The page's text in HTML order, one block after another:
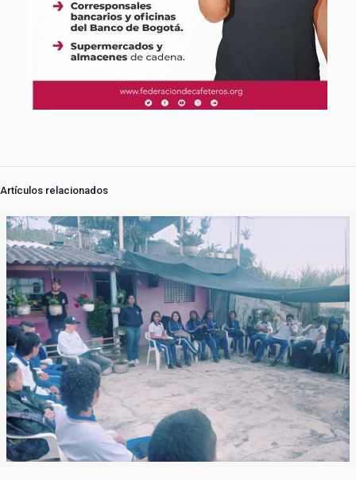
Artículos relacionados